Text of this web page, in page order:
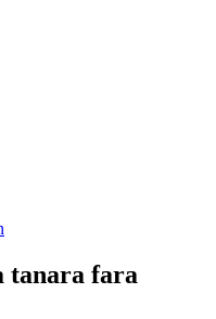
tanara fara